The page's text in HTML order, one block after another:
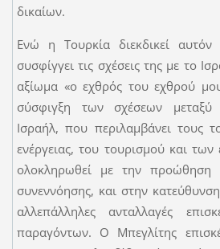
δικαίων.
Ενώ η Τουρκία διεκδικεί
συσφίγγει τις σχέσεις της με το
αξίωμα «ο εχθρός του εχθρού
σύσφιγξη των σχέσεων μεταξύ
Ισραήλ, που περιλαμβάνει τους
ενέργειας, του τουρισμού και των
ολοκληρωθεί με την προώθηση
συνεννόησης, και στην
αλλεπάλληλες ανταλλαγές
παραγόντων. Ο Μπεγλίτης